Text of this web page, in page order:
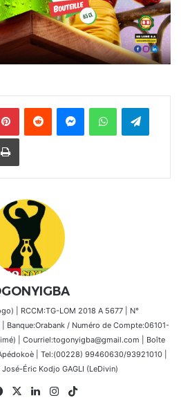
PinterestReddit MessengerWhatsAppTelegram
Imprimer
| RCCM:TG-LOM 2018 A 5677 | N°
Banque:Orabank / Numéro de Compte:06101-
| Courriel:togonyigba@gmail.com | Boîte
| Tel:(00228) 99460630/93921010 |
José-Éric Kodjo GAGLI (LeDivin)
Facebook
X LinkedinInstagram